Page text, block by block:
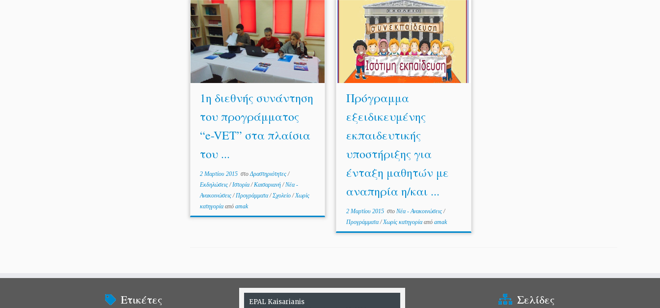
1η διεθνής συνάντηση
του προγράμματος
“e-VET” στα πλαίσια
του ...
2 Μαρτίου 2015 στοΔραστηριότητες/
Εκδηλώσεις/Ιστορία/Καισαριανή/Νέα -
Ανακοινώσεις/Προγράμματα/Σχολείο/Χωρίς
κατηγορίααπόamak
Πρόγραμμα
εξειδικευμένης
εκπαιδευτικής
υποστήριξης για
ένταξη μαθητών με
αναπηρία η/και ...
2 Μαρτίου 2015στο Νέα - Ανακοινώσεις/
Προγράμματα/Χωρίς κατηγορίααπό amak
Ετικέτες Σελίδες